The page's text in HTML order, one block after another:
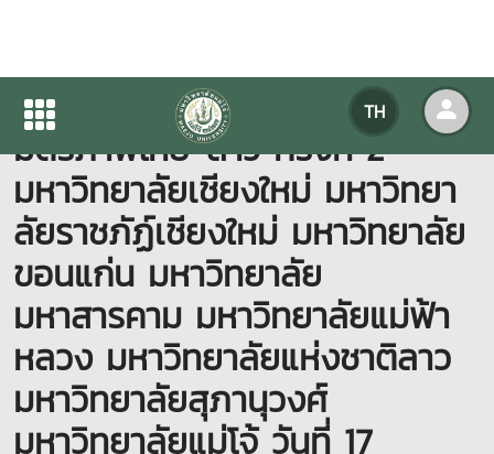
TH
ประชุมโครงการสานสัมพันธ์
มิตรภาพไทย-ลาว ครั้งที่ 2
มหาวิทยาลัยเชียงใหม่ มหาวิทยา
ลัยราชภัฏ์เชียงใหม่ มหาวิทยาลัย
ขอนแก่น มหาวิทยาลัย
มหาสารคาม มหาวิทยาลัยแม่ฟ้า
หลวง มหาวิทยาลัยแห่งชาติลาว
มหาวิทยาลัยสุภานุวงศ์
มหาวิทยาลัยแม่โจ้ วันที่ 17